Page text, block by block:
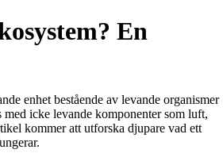
En
enhet bestående av levande organismer
icke levande komponenter som luft,
kommer att utforska djupare vad ett